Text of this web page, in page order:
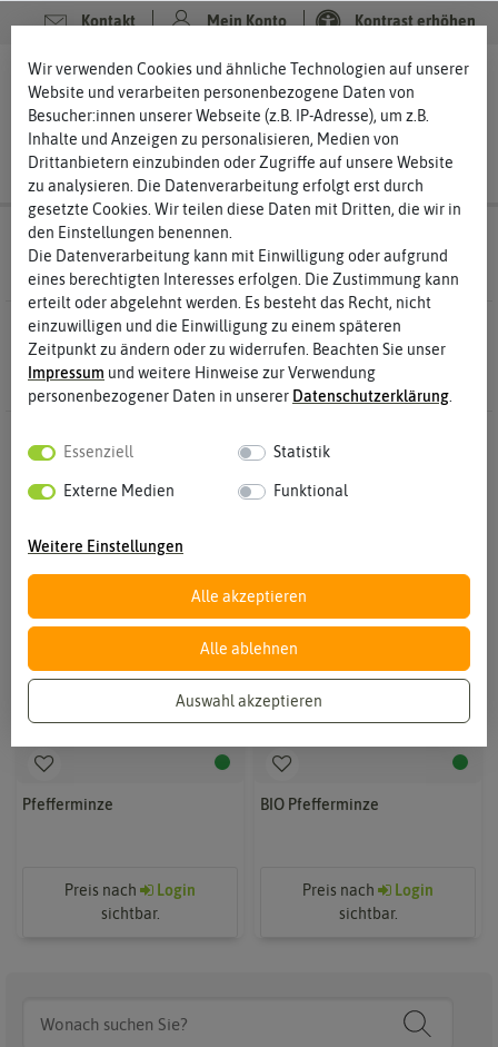
Kontakt Mein Konto Kontrast erhöhen
0 0
SaatgutKräutersamen Minzesamen
2 ErgebnisseGefunden in Minzesamen
-50%
Pfefferminze
Preis nach
Login
sichtbar.
-50%
BIO Pfefferminze
Preis nach
Login
sichtbar.
Filter
Wir verwenden Cookies und ähnliche Technologien auf unserer
Website und verarbeiten personenbezogene Daten von
Besucher:innen unserer Webseite (z.B. IP-Adresse), um z.B.
Inhalte und Anzeigen zu personalisieren, Medien von
Drittanbietern einzubinden oder Zugriffe auf unsere Website
zu analysieren. Die Datenverarbeitung erfolgt erst durch
gesetzte Cookies. Wir teilen diese Daten mit Dritten, die wir in
den Einstellungen benennen.
Die Datenverarbeitung kann mit Einwilligung oder aufgrund
eines berechtigten Interesses erfolgen. Die Zustimmung kann
erteilt oder abgelehnt werden. Es besteht das Recht, nicht
einzuwilligen und die Einwilligung zu einem späteren
Zeitpunkt zu ändern oder zu widerrufen. Beachten Sie unser
Impressum und weitere Hinweise zur Verwendung
personenbezogener Daten in unserer Daten­schutz­erklärung
Essenziell Statistik
Externe Medien Funktional
Weitere Einstellungen
Alle akzeptieren
Alle ablehnen
Auswahl akzeptieren